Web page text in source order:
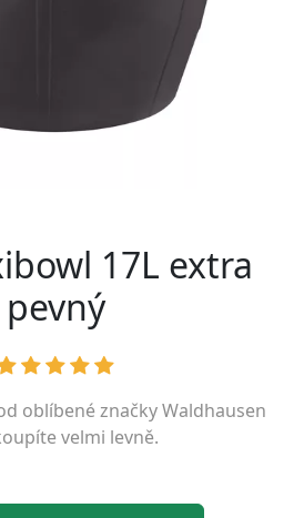
17L extra
pevný
oblíbené značkyWaldhausen
velmi levně.